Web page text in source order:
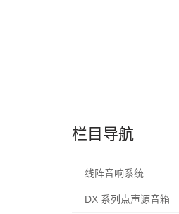
栏目导航
线阵音响系统
DX 系列点声源音箱